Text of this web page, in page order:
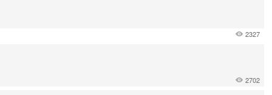
2327
2702